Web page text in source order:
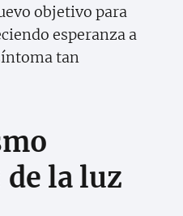
objetivo para
esperanza a
tan
la luz